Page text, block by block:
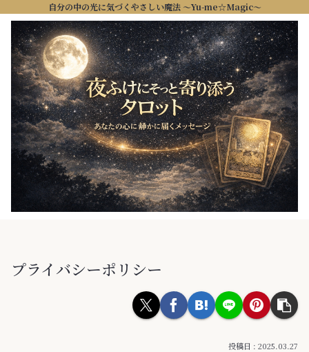
自分の中の光に気づくやさしい魔法 ～Yu-me☆Magic～
プライバシーポリシー
2025.03.27